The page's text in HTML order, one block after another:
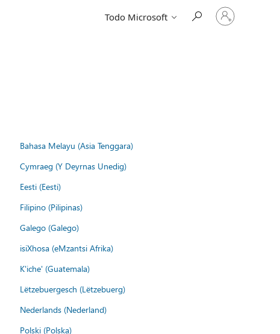
Todo Microsoft
Iniciar
sesión
Bahasa Melayu (Asia Tenggara)
Cymraeg (Y Deyrnas Unedig)
Eesti (Eesti)
Filipino (Pilipinas)
Galego (Galego)
isiXhosa (eMzantsi Afrika)
K'iche' (Guatemala)
Lëtzebuergesch (Lëtzebuerg)
Nederlands (Nederland)
Polski (Polska)